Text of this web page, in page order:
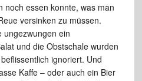
noch essen konnte, was man
versinken zu müssen.
ungezwungen ein
und die Obstschale wurden
ignoriert. Und
Kaffe – oder auch ein Bier